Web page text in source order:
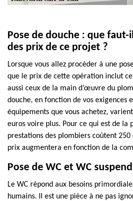
Pose de douche : que
des prix de ce projet ?
Lorsque vous allez procéder à une
que le prix de cette opération inclut
aussi ceux de la main d’œuvre du
douche, en fonction de vos exigences
équipements que vous achetez,
euros voire plus. Pour ce qui est de la
prestations des plombiers coûtent
prix augmentera en fonction de la
Pose de WC et WC
Le WC répond aux besoins
humains. Il est une pièce à ne pas